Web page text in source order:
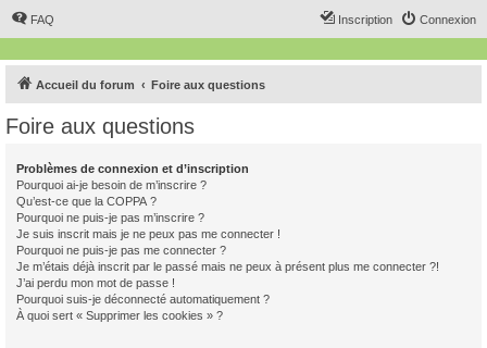
FAQ Connexion
Inscription
Accueil du forum Foire aux questions
Foire aux questions
Problèmes de connexion et d’inscription
Pourquoi ai-je besoin de m’inscrire ?
Qu’est-ce que la COPPA ?
Pourquoi ne puis-je pas m’inscrire ?
Je suis inscrit mais je ne peux pas me connecter !
Pourquoi ne puis-je pas me connecter ?
Je m’étais déjà inscrit par le passé mais ne peux à présent plus me connecter ?!
J’ai perdu mon mot de passe !
Pourquoi suis-je déconnecté automatiquement ?
À quoi sert « Supprimer les cookies » ?